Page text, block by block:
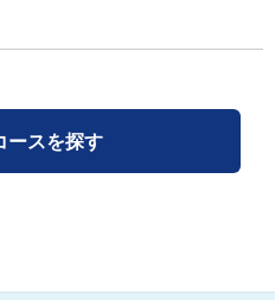
ースを探す